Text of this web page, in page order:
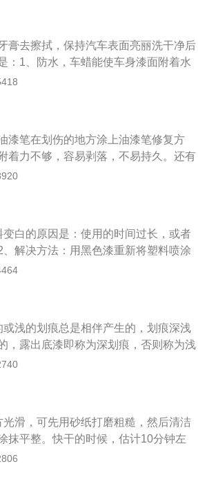
塑料件处理干净，然后将鞋油涂抹在
热风枪，将温度设定在200摄氏度左
拭均匀后，有条件最好能涂一层表板
膏去擦拭，保持汽车表面亮丽洗干净后
：1、防水，车蜡能使车身漆面附着水
温，防止入射光线穿透清罩漆，导致
止静电的产生，还可以大大降低带电
光；6、研磨抛光，当漆面出现浅划痕
深时，抛光和打蜡作业可一次完成。
漆笔在划伤的地方涂上油漆笔修复方
着力不够，容易剥落，不易持久。还有
缺点是对原漆损伤面积过大，修补时
颗粒物会掠过车身，造成车身轻微划
的车溅出的一些小砂岩会划伤汽车表
划痕是噩梦般的。其他颜色的车身有
体形象。但黑色汽车一点点划痕就很
白的原因是：使用的时间过长，或者
解决方法：用黑色漆重新将塑料喷涂
，用塑料复苏剂，喷涂，用黑色皮鞋
省时又省力的，而且价格也不是很
喷完后更加容易粘灰，所以在喷完表板
，这样就不会粘灰了；4、鞋油，鞋油
用黑色鞋油效果很好，尤其是发白的塑
方便，家里也能找到，用海绵涂一下
所以预防才是长久之计。
浅的划痕总是相伴产生的，划痕深浅
，露出底漆即称为深划痕，否则称为浅
产生锈蚀并向划痕边缘扩展，增加修
修复处漆附着力不够，易剥落而难以
修复划痕。缺点是对原漆伤害面积过
4、电脑调漆喷涂法。结合电脑调漆并
一种快速的技术修复，但要求颜色调配
溶剂处理后，能使新旧面漆更好地融
滑，可先用砂纸打磨粗糙，然后清洁
抹平整。快干的时候，估计10分钟左
检查几次，发现变光滑了就用毛巾按